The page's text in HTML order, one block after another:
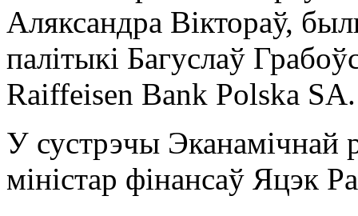
Аляксандра Віктораў,
палітыкі Багуслаў
Raiffeisen Bank Polska SA.
У сустрэчы Эканамічнай
міністар фінансаў Яцэк